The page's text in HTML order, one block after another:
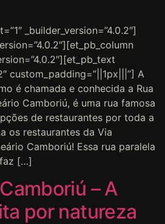
_builder_version=”4.0.2″]
custom_padding=”||1px|||”] A
é chamada e conhecida a Rua
Camboriú, é uma rua famosa
de restaurantes por toda a
os restaurantes da Via
Camboriú! Essa rua paralela
[…]
– A
por natureza